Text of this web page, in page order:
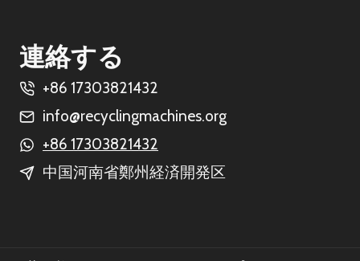
連絡する
+86 17303821432
info@recyclingmachines.org
+86 17303821432
中国河南省鄭州経済開発区